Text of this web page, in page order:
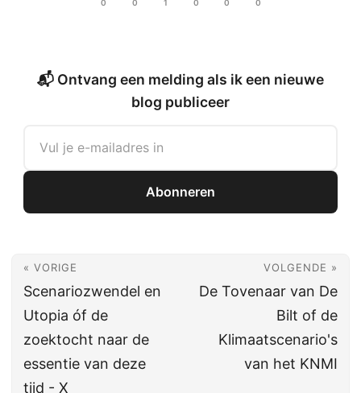
0 0 1 0 0 0
📬 Ontvang een melding als ik een nieuwe
blog publiceer
Abonneren
« VORIGE
Scenariozwendel en
Utopia óf de
zoektocht naar de
essentie van deze
tijd - X
VOLGENDE »
De Tovenaar van De
Bilt of de
Klimaatscenario's
van het KNMI